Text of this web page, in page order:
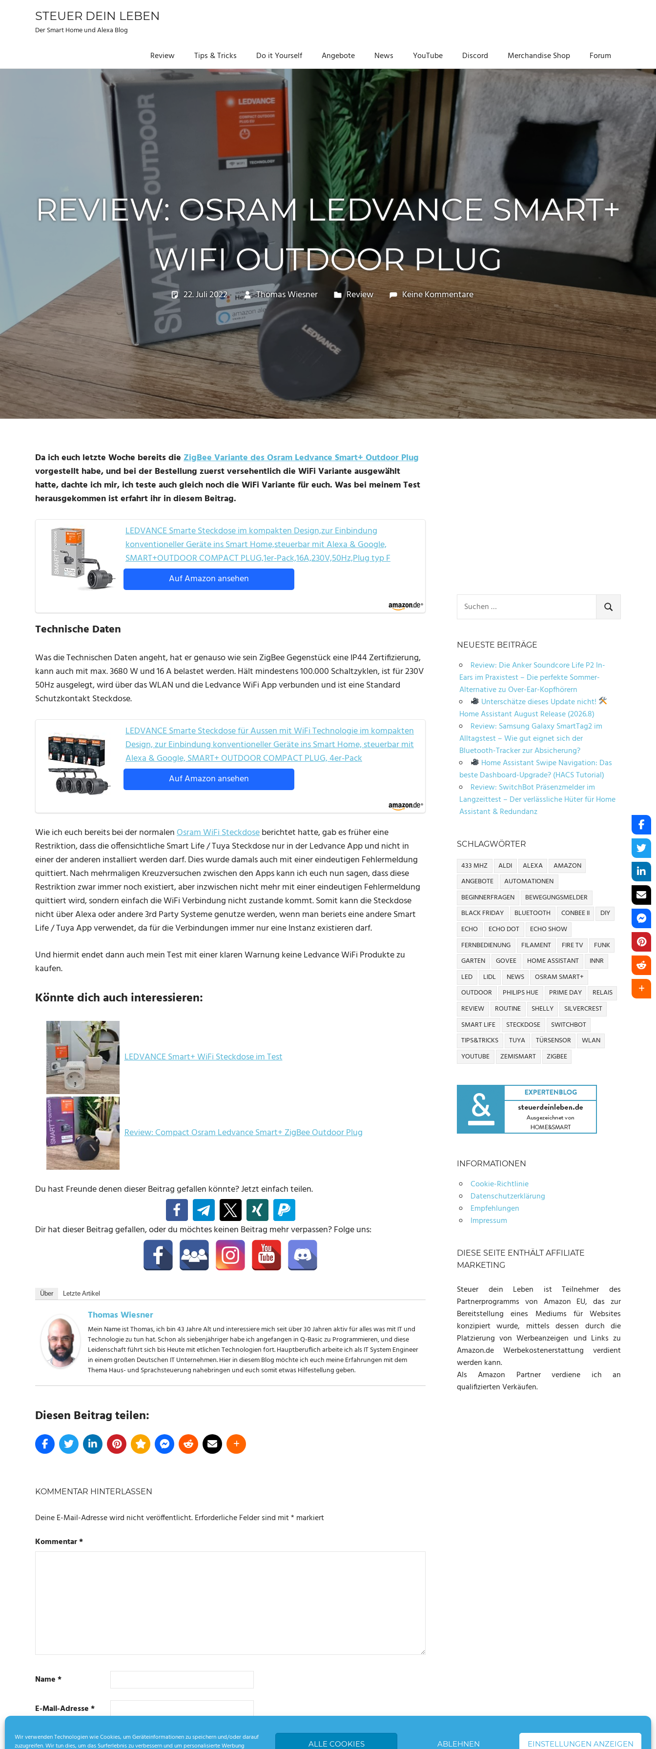
Wir verwenden Technologien wie Cookies, um Geräteinformationen zu speichern und/oder darauf
zuzugreifen. Wir tun dies, um das Surferlebnis zu verbessern und um personalisierte Werbung
ALLE COOKIES ABLEHNEN EINSTELLUNGEN ANZEIGEN
Zum
STEUER DEIN LEBEN
Der Smart Home und Alexa Blog
Review Tips & Tricks Do it Yourself Angebote News YouTube Discord Merchandise Shop Forum
REVIEW: OSRAM LEDVANCE SMART+
WIFI OUTDOOR PLUG
22. Juli 2022 Thomas Wiesner Review Keine Kommentare
Da ich euch letzte Woche bereits die ZigBee Variante des Osram Ledvance Smart+ Outdoor Plug
vorgestellt habe, und bei der Bestellung zuerst versehentlich die WiFi Variante ausgewählt
hatte, dachte ich mir, ich teste auch gleich noch die WiFi Variante für euch. Was bei meinem Test
herausgekommen ist erfahrt ihr in diesem Beitrag.
LEDVANCE Smarte Steckdose im kompakten Design,zur Einbindung
konventioneller Geräte ins Smart Home,steuerbar mit Alexa & Google,
SMART+OUTDOOR COMPACT PLUG,1er-Pack,16A,230V,50Hz,Plug typ F
Auf Amazon ansehen
Technische Daten
Was die Technischen Daten angeht, hat er genauso wie sein ZigBee Gegenstück eine IP44 Zertifizierung,
kann auch mit max. 3680 W und 16 A belastet werden. Hält mindestens 100.000 Schaltzyklen, ist für 230V
50Hz ausgelegt, wird über das WLAN und die Ledvance WiFi App verbunden und ist eine Standard
Schutzkontakt Steckdose.
LEDVANCE Smarte Steckdose für Aussen mit WiFi Technologie im kompakten
Design, zur Einbindung konventioneller Geräte ins Smart Home, steuerbar mit
Alexa & Google, SMART+ OUTDOOR COMPACT PLUG, 4er-Pack
Auf Amazon ansehen
Wie ich euch bereits bei der normalenOsram WiFi Steckdoseberichtet hatte, gab es früher eine
Restriktion, dass die offensichtliche Smart Life / Tuya Steckdose nur in der Ledvance App und nicht in
einer der anderen installiert werden darf. Dies wurde damals auch mit einer eindeutigen Fehlermeldung
quittiert. Nach mehrmaligen Kreuzversuchen zwischen den Apps kann ich euch nun sagen, dass diese
Restriktion zwar immer noch existiert, aber inzwischen nicht mehr mit einer eindeutigen Fehlermeldung
quittiert wird, sondern einfach die WiFi Verbindung nicht zustande kommt. Somit kann die Steckdose
nicht über Alexa oder andere 3rd Party Systeme genutze werden, wenn man beriets eine andere Smart
Life / Tuya App verwendet, da für die Verbindungen immer nur eine Instanz existieren darf.
Und hiermit endet dann auch mein Test mit einer klaren Warnung keine Ledvance WiFi Produkte zu
kaufen.
Könnte dich auch interessieren:
LEDVANCE Smart+ WiFi Steckdose im Test
Review: Compact Osram Ledvance Smart+ ZigBee Outdoor Plug
Du hast Freunde denen dieser Beitrag gefallen könnte? Jetzt einfach teilen.
Dir hat dieser Beitrag gefallen, oder du möchtes keinen Beitrag mehr verpassen? Folge uns:
Über Letzte Artikel
Thomas Wiesner
Mein Name ist Thomas, ich bin 43 Jahre Alt und interessiere mich seit über 30 Jahren aktiv für alles was mit IT und
Technologie zu tun hat. Schon als siebenjähriger habe ich angefangen in Q-Basic zu Programmieren, und diese
Leidenschaft führt sich bis Heute mit etlichen Technologien fort. Hauptberuflich arbeite ich als IT System Engineer
in einem großen Deutschen IT Unternehmen. Hier in diesem Blog möchte ich euch meine Erfahrungen mit dem
Thema Haus- und Sprachsteuerung nahebringen und euch somit etwas Hilfestellung geben.
Diesen Beitrag teilen:
KOMMENTAR HINTERLASSEN
Deine E-Mail-Adresse wird nicht veröffentlicht.Erforderliche Felder sind mit* markiert
Kommentar*
Name*
E-Mail-Adresse*
nach:
SUCHEN
NEUESTE BEITRÄGE
Review: Die Anker Soundcore Life P2 In-
Ears im Praxistest – Die perfekte Sommer-
Alternative zu Over-Ear-Kopfhörern
Unterschätze dieses Update nicht!
Home Assistant August Release (2026.8)
Review: Samsung Galaxy SmartTag2 im
Alltagstest – Wie gut eignet sich der
Bluetooth-Tracker zur Absicherung?
Home Assistant Swipe Navigation: Das
beste Dashboard-Upgrade? (HACS Tutorial)
Review: SwitchBot Präsenzmelder im
Langzeittest – Der verlässliche Hüter für Home
Assistant & Redundanz
SCHLAGWÖRTER
433 MHZ ALDI ALEXA
AMAZON
ANGEBOTE
AUTOMATIONEN
BEGINNERFRAGEN
BEWEGUNGSMELDER
BLACK FRIDAY
BLUETOOTH CONBEE II
DIY
ECHO
ECHO DOT
ECHO SHOW
FERNBEDIENUNG
FILAMENT FIRE TV
FUNK
GARTEN
GOVEE HOME ASSISTANT
INNR
LED
LIDL NEWS
OSRAM SMART+
OUTDOOR
PHILIPS HUE PRIME DAY
RELAIS
REVIEW
ROUTINE SHELLY
SILVERCREST
SMART LIFE
STECKDOSE
SWITCHBOT
TIPS&TRICKS
TUYA TÜRSENSOR
WLAN
YOUTUBE
ZEMISMART ZIGBEE
INFORMATIONEN
Cookie-Richtlinie
Datenschutzerklärung
Empfehlungen
Impressum
DIESE SEITE ENTHÄLT AFFILIATE
MARKETING
Steuer dein Leben ist Teilnehmer des
Partnerprogramms von Amazon EU, das zur
Bereitstellung eines Mediums für Websites
konzipiert wurde, mittels dessen durch die
Platzierung von Werbeanzeigen und Links zu
Amazon.de Werbekostenerstattung verdient
werden kann.
Als Amazon Partner verdiene ich an
qualifizierten Verkäufen.